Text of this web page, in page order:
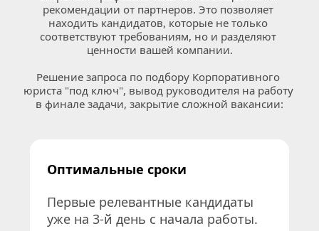
рекомендации от партнеров. Это позволяет
находить кандидатов, которые не только
соответствуют требованиям, но и разделяют
ценности вашей компании.
Решение запроса по подбору Корпоративного
юриста "под ключ", вывод руководителя на работу
в финале задачи, закрытие сложной вакансии:
Оптимальные сроки
Первые релевантные кандидаты
уже на 3-й день с начала работы.